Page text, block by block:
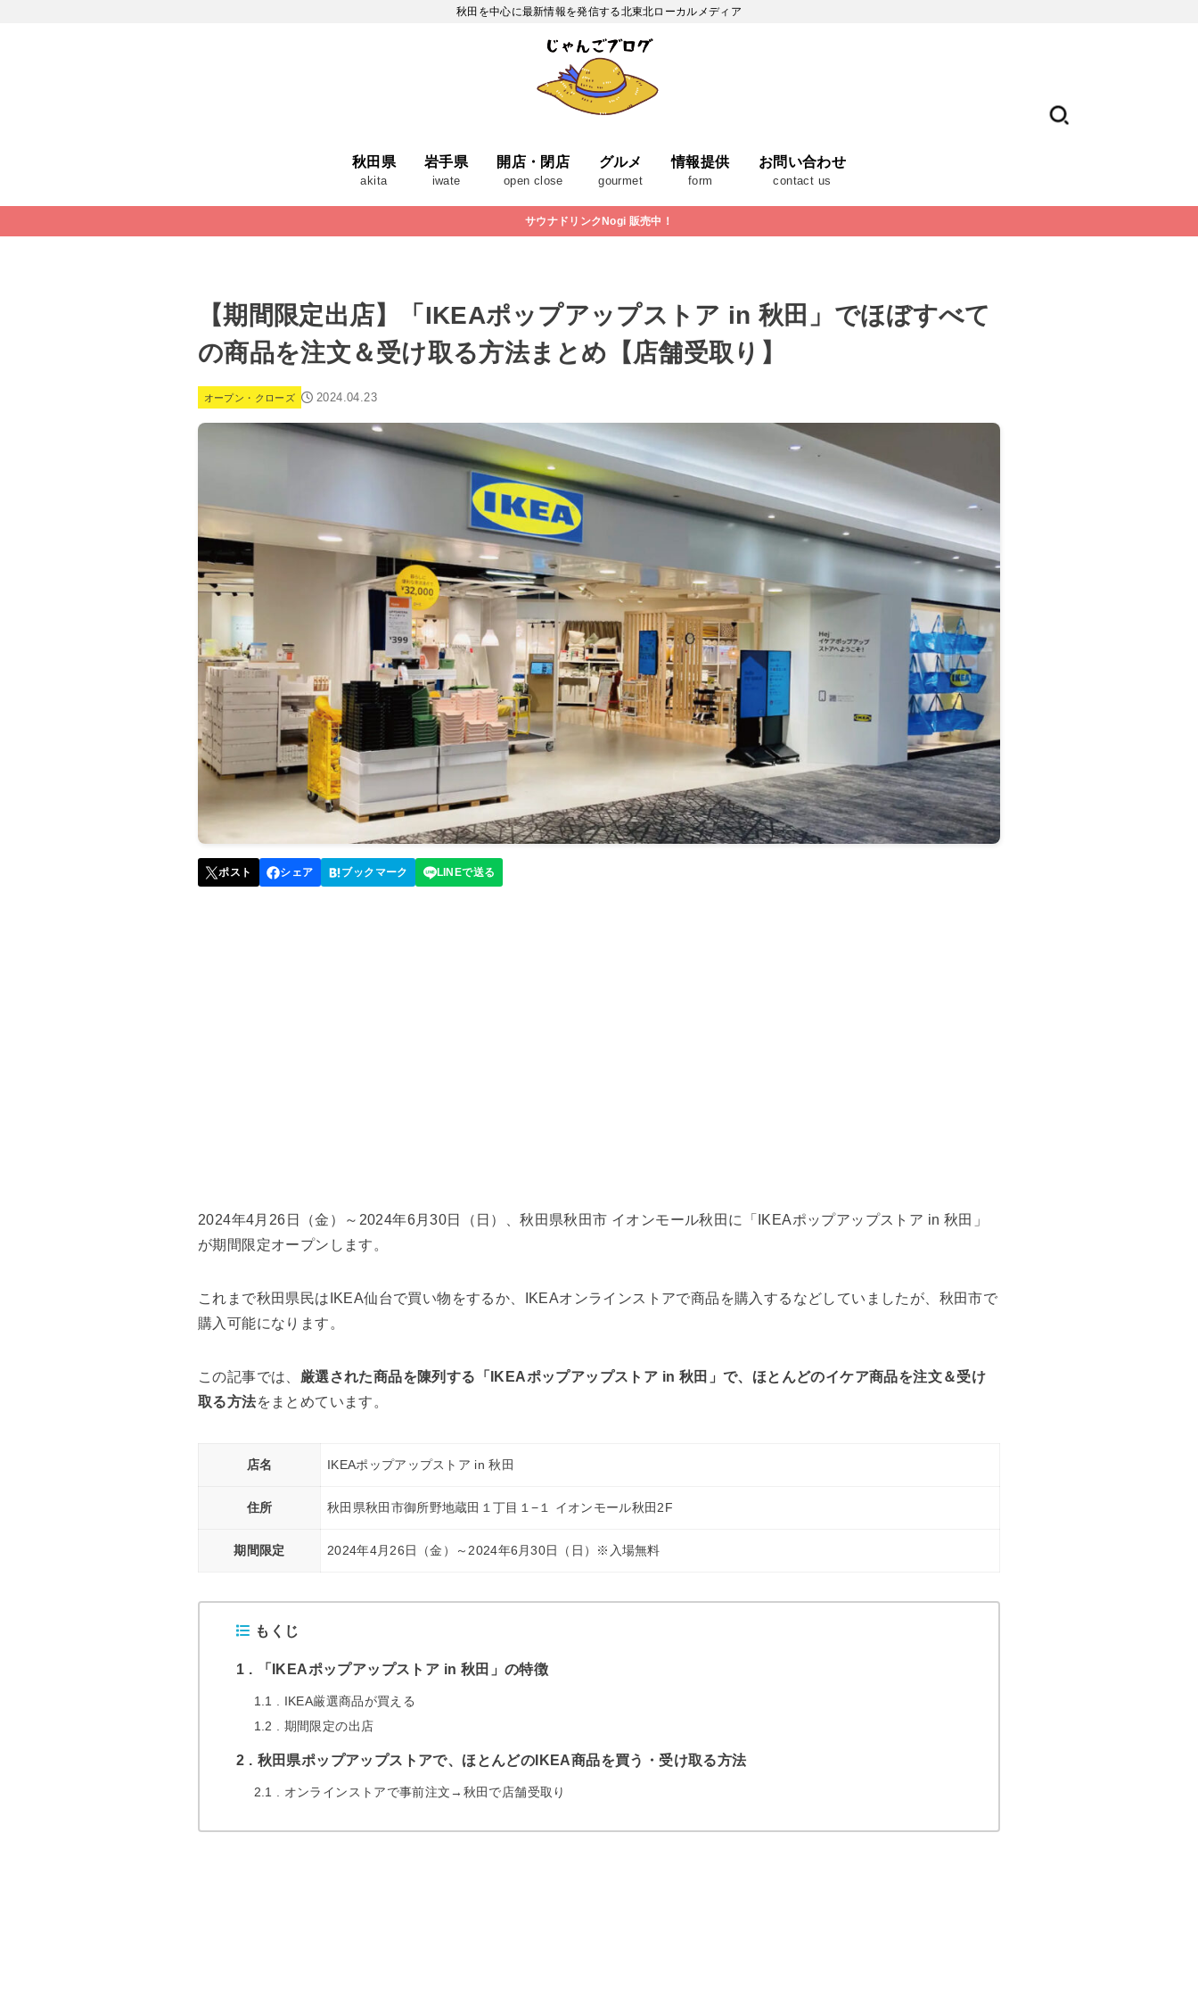
秋田を中心に最新情報を発信する北東北ローカルメディア
秋田県
akita
岩手県
iwate
開店・閉店
open close
グルメ
gourmet
情報提供
form
お問い合わせ
contact us
サウナドリンクNogi 販売中！
【期間限定出店】「IKEAポップアップストア in 秋田」でほぼすべて
の商品を注文＆受け取る方法まとめ【店舗受取り】
オープン・クローズ 2024.04.23
2024年4月26日（金）～2024年6月30日（日）、秋田県秋田市 イオンモール秋田に「IKEAポップアップストア in 秋田」
が期間限定オープンします。
これまで秋田県民はIKEA仙台で買い物をするか、IKEAオンラインストアで商品を購入するなどしていましたが、秋田市で
購入可能になります。
この記事では、 厳選された商品を陳列する「IKEAポップアップストア in 秋田」で、ほとんどのイケア商品を注文＆受け
取る方法をまとめています。
店名 IKEAポップアップストア in 秋田
住所 秋田県秋田市御所野地蔵田１丁目１−１ イオンモール秋田2F
期間限定 2024年4月26日（金）～2024年6月30日（日）※入場無料
もくじ
1 「IKEAポップアップストア in 秋田」の特徴
1.1
IKEA厳選商品が買える
1.2
期間限定の出店
2 秋田県ポップアップストアで、ほとんどのIKEA商品を買う・受け取る方法
2.1 オンラインストアで事前注文→秋田で店舗受取り